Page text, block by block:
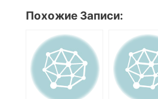
Похожие Записи: